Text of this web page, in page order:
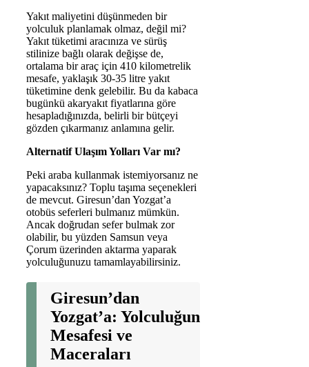
Yakıt maliyetini düşünmeden bir
yolculuk planlamak olmaz, değil mi?
Yakıt tüketimi aracınıza ve sürüş
stilinize bağlı olarak değişse de,
ortalama bir araç için 410 kilometrelik
mesafe, yaklaşık 30-35 litre yakıt
tüketimine denk gelebilir. Bu da kabaca
bugünkü akaryakıt fiyatlarına göre
hesapladığınızda, belirli bir bütçeyi
gözden çıkarmanız anlamına gelir.
Alternatif Ulaşım Yolları Var mı?
Peki araba kullanmak istemiyorsanız ne
yapacaksınız? Toplu taşıma seçenekleri
de mevcut. Giresun’dan Yozgat’a
otobüs seferleri bulmanız mümkün.
Ancak doğrudan sefer bulmak zor
olabilir, bu yüzden Samsun veya
Çorum üzerinden aktarma yaparak
yolculuğunuzu tamamlayabilirsiniz.
Giresun’dan
Yozgat’a: Yolculuğun
Mesafesi ve
Maceraları